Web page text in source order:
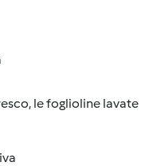
le foglioline lavate